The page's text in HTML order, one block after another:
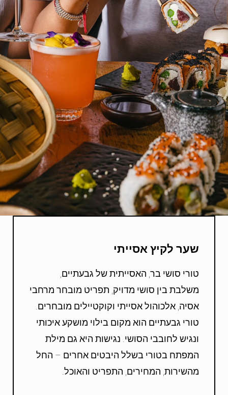
שער לקיץ אסייתי
טורי סושי בר, האסייתית של גבעתיים,
משלבת בין סושי מדויק, תפריט מובחר מרחבי
אסיה, אלכוהול אסייתי וקוקטיילים מובחרים.
טורי גבעתיים הוא מקום בילוי מושקע איכותי
ונגיש לחובבי הסושי. נגישות היא גם מילת
המפתח בטורי בשלל היבטים אחרים – החל
מהשירות, המחירים, התפריט והאוכל.